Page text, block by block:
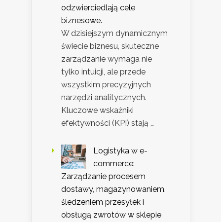
odzwierciedlają cele
biznesowe.
W dzisiejszym dynamicznym
świecie biznesu, skuteczne
zarządzanie wymaga nie
tylko intuicji, ale przede
wszystkim precyzyjnych
narzędzi analitycznych.
Kluczowe wskaźniki
efektywności (KPI) stają …
Logistyka w e-
commerce:
Zarządzanie procesem
dostawy, magazynowaniem,
śledzeniem przesyłek i
obsługą zwrotów w sklepie